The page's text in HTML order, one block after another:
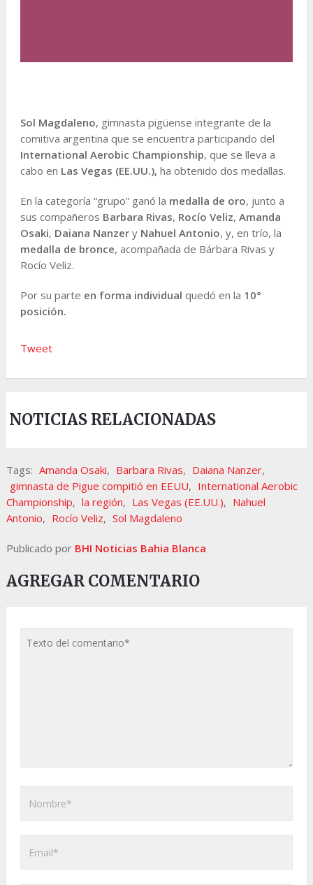
Sol Magdaleno, gimnasta pigüense integrante de la
comitiva argentina que se encuentra participando del
International Aerobic Championship, que se lleva a
cabo en Las Vegas (EE.UU.), ha obtenido dos medallas.
En la categoría “grupo” ganó la medalla de oro, junto a
sus compañeros Barbara Rivas, Rocío Veliz, Amanda
Osaki, Daiana Nanzery Nahuel Antonio, y, en trío, la
medalla de bronce, acompañada de Bárbara Rivas y
Rocío Veliz.
Por su parte en forma individual quedó en la 10°
posición.
Tweet
NOTICIAS RELACIONADAS
Tags: Amanda Osaki, Barbara Rivas, Daiana Nanzer,
gimnasta de Pigue compitió en EEUU, International Aerobic
Championship, la región, Las Vegas (EE.UU.), Nahuel
Antonio, Rocío Veliz, Sol Magdaleno
Publicado por BHI Noticias Bahia Blanca
AGREGAR COMENTARIO